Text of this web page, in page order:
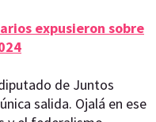
expusieron sobre
de Juntos
salida. Ojalá en ese